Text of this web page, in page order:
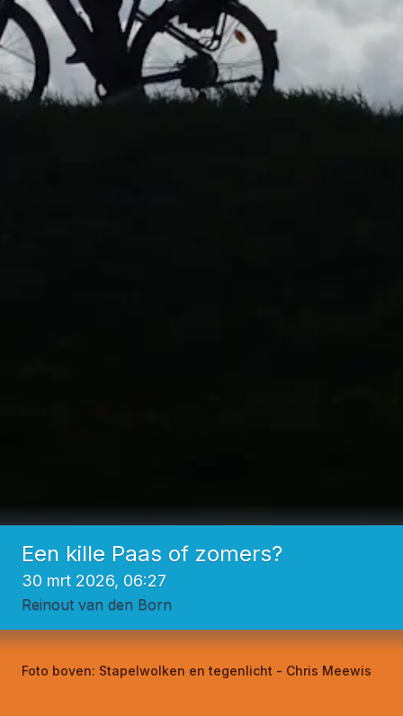
Een kille Paas of zomers?
30 mrt 2026, 06:27
Reinout van den Born
Foto boven: Stapelwolken en tegenlicht - Chris Meewis